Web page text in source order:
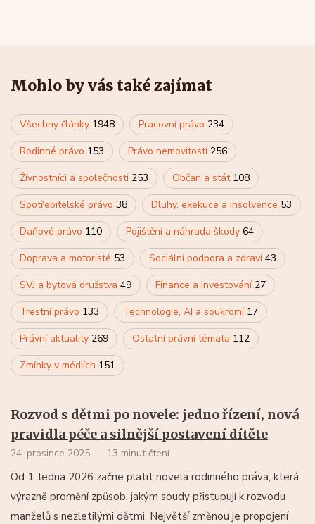
Mohlo by vás také zajímat
Všechny články 1948 Pracovní právo 234
Rodinné právo 153 Právo nemovitostí 256
Živnostníci a společnosti 253 Občan a stát 108
Spotřebitelské právo 38 Dluhy, exekuce a insolvence 53
Daňové právo 110 Pojištění a náhrada škody 64
Doprava a motoristé 53 Sociální podpora a zdraví43
SVJ a bytová družstva 49 Finance a investování 27
Trestní právo 133 Technologie, AI a soukromí 17
Právní aktuality 269 Ostatní právní témata 112
Zmínky v médiích 151
Rozvod s dětmi po novele: jedno řízení, nová
pravidla péče a silnější postavení dítěte
24. prosince 2025 13 minut čtení
Od 1. ledna 2026 začne platit novela rodinného práva, která
výrazně promění způsob, jakým soudy přistupují k rozvodu
manželů s nezletilými dětmi. Největší změnou je propojení